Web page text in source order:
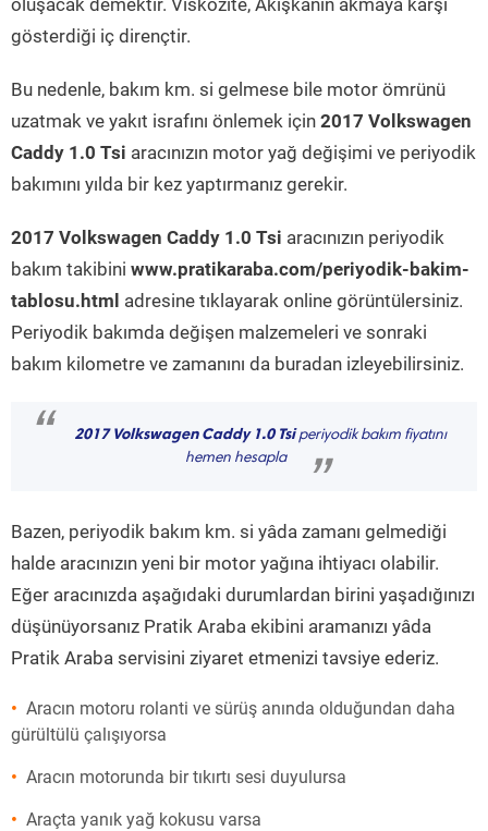
oluşacak demektir. Viskozite, Akışkanın akmaya karşı
gösterdiği iç dirençtir.
Bu nedenle, bakım km. si gelmese bile motor ömrünü
uzatmak ve yakıt israfını önlemek için 2017 Volkswagen
Caddy 1.0 Tsi aracınızın motor yağ değişimi ve periyodik
bakımını yılda bir kez yaptırmanız gerekir.
2017 Volkswagen Caddy 1.0 Tsi aracınızın periyodik
bakım takibini www.pratikaraba.com/periyodik-bakim-
tablosu.html adresine tıklayarak online görüntülersiniz.
Periyodik bakımda değişen malzemeleri ve sonraki
bakım kilometre ve zamanını da buradan izleyebilirsiniz.
“ 2017 Volkswagen Caddy 1.0 Tsiperiyodik bakım fiyatını
hemen hesapla
”
Bazen, periyodik bakım km. si yâda zamanı gelmediği
halde aracınızın yeni bir motor yağına ihtiyacı olabilir.
Eğer aracınızda aşağıdaki durumlardan birini yaşadığınızı
düşünüyorsanız Pratik Araba ekibini aramanızı yâda
Pratik Araba servisini ziyaret etmenizi tavsiye ederiz.
Aracın motoru rolanti ve sürüş anında olduğundan daha
gürültülü çalışıyorsa
Aracın motorunda bir tıkırtı sesi duyulursa
Araçta yanık yağ kokusu varsa